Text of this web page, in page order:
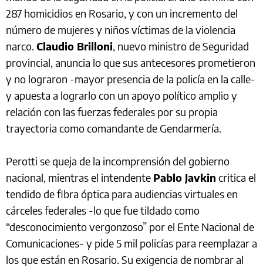
287 homicidios en Rosario, y con un incremento del
número de mujeres y niños víctimas de la violencia
narco. Claudio Brilloni, nuevo ministro de Seguridad
provincial, anuncia lo que sus antecesores prometieron
y no lograron -mayor presencia de la policía en la calle-
y apuesta a lograrlo con un apoyo político amplio y
relación con las fuerzas federales por su propia
trayectoria como comandante de Gendarmería.
Perotti se queja de la incomprensión del gobierno
nacional, mientras el intendente Pablo Javkin critica el
tendido de fibra óptica para audiencias virtuales en
cárceles federales -lo que fue tildado como
“desconocimiento vergonzoso” por el Ente Nacional de
Comunicaciones- y pide 5 mil policías para reemplazar a
los que están en Rosario. Su exigencia de nombrar al